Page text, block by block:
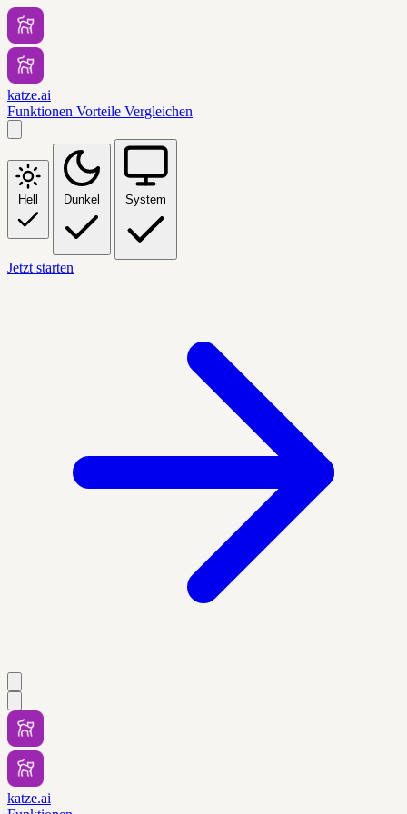
katze.ai
Funktionen Vorteile Vergleichen
Hell Dunkel System
Jetzt starten
katze.ai